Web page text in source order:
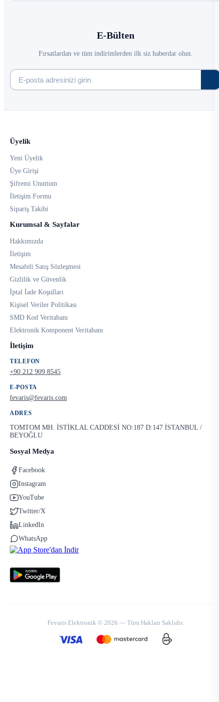
E-Bülten
Fırsatlardan ve tüm indirimlerden ilk siz haberdar olun.
Üyelik
Yeni Üyelik
Üye Girişi
Şifremi Unuttum
İletişim Formu
Sipariş Takibi
Kurumsal & Sayfalar
Hakkımızda
İletişim
Mesafeli Satış Sözleşmesi
Gizlilik ve Güvenlik
İptal İade Koşulları
Kişisel Veriler Politikası
SMD Kod Veritabanı
Elektronik Komponent Veritabanı
İletişim
TELEFON
+90 212 909 8545
E-POSTA
fevaris@fevaris.com
ADRES
TOMTOM MH. İSTİKLAL CADDESİ NO:187 D:147 İSTANBUL /
BEYOĞLU
Sosyal Medya
Facebook
Instagram
YouTube
Twitter/X
LinkedIn
WhatsApp
Fevaris Elektronik © 2026 — Tüm Hakları Saklıdır.